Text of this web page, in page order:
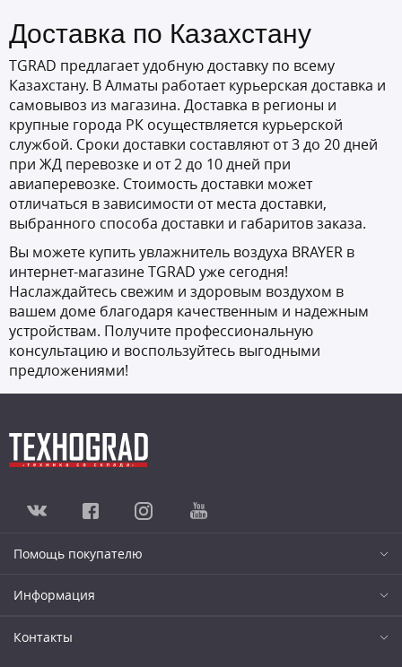
Доставка по Казахстану
TGRAD предлагает удобную доставку по всему
Казахстану. В Алматы работает курьерская доставка и
самовывоз из магазина. Доставка в регионы и
крупные города РК осуществляется курьерской
службой. Сроки доставки составляют от 3 до 20 дней
при ЖД перевозке и от 2 до 10 дней при
авиаперевозке. Стоимость доставки может
отличаться в зависимости от места доставки,
выбранного способа доставки и габаритов заказа.
Вы можете купить увлажнитель воздуха BRAYER в
интернет-магазине TGRAD уже сегодня!
Наслаждайтесь свежим и здоровым воздухом в
вашем доме благодаря качественным и надежным
устройствам. Получите профессиональную
консультацию и воспользуйтесь выгодными
предложениями!
Помощь покупателю
Информация
Контакты